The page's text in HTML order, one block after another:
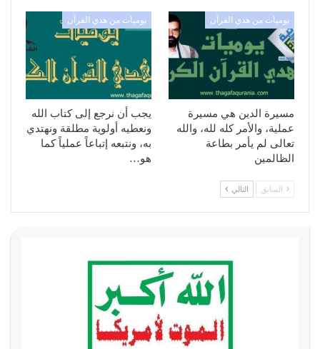
يوميات من هدي القرآن
مسيرة الدين هي مسيرة
عملية، والأمر كله لله، والله
تعالى لم يأمر بطاعة
الظالمين
يوميات من هدي القرآن
يجب أن نرجع إلى كتاب الله
ونعطيه أولوية مطلقة ونهتدي
به، ونتبعه إتباعاً عملياً كما
هو…
السابق التالي